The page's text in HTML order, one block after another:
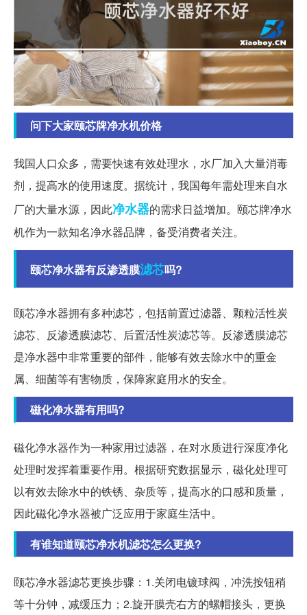
问下大家颐芯牌净水机价格
我国人口众多，需要快速有效处理水，水厂加入大量消毒
剂，提高水的使用速度。据统计，我国每年需处理来自水
厂的大量水源，因此净水器的需求日益增加。颐芯牌净水
机作为一款知名净水器品牌，备受消费者关注。
颐芯净水器有反渗透膜滤芯吗?
颐芯净水器拥有多种滤芯，包括前置过滤器、颗粒活性炭
滤芯、反渗透膜滤芯、后置活性炭滤芯等。反渗透膜滤芯
是净水器中非常重要的部件，能够有效去除水中的重金
属、细菌等有害物质，保障家庭用水的安全。
磁化净水器有用吗?
磁化净水器作为一种家用过滤器，在对水质进行深度净化
处理时发挥着重要作用。根据研究数据显示，磁化处理可
以有效去除水中的铁锈、杂质等，提高水的口感和质量，
因此磁化净水器被广泛应用于家庭生活中。
有谁知道颐芯净水机滤芯怎么更换?
颐芯净水器滤芯更换步骤：1.关闭电镀球阀，冲洗按钮稍
等十分钟，减缓压力；2.旋开膜壳右方的螺帽接头，更换